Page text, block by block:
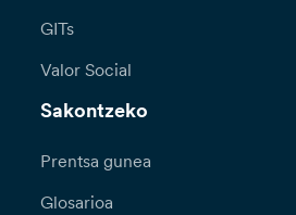
GITs
Valor Social
Sakontzeko
Prentsa gunea
Glosarioa